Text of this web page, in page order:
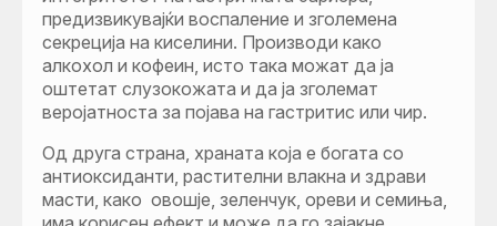
предизвикувајќи воспаление и зголемена
секреција на киселини. Производи како
алкохол и кофеин, исто така можат да ја
оштетат слузокожата и да ја зголемат
веројатноста за појава на гастритис или чир.
Од друга страна, храната која е богата со
антиоксиданти, растителни влакна и здрави
масти, како овошје, зеленчук, ореви и семиња,